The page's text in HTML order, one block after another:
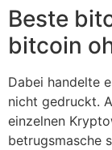
Beste
bitcoin
Dabei handelte
nicht gedruckt.
einzelnen
betrugsmasche